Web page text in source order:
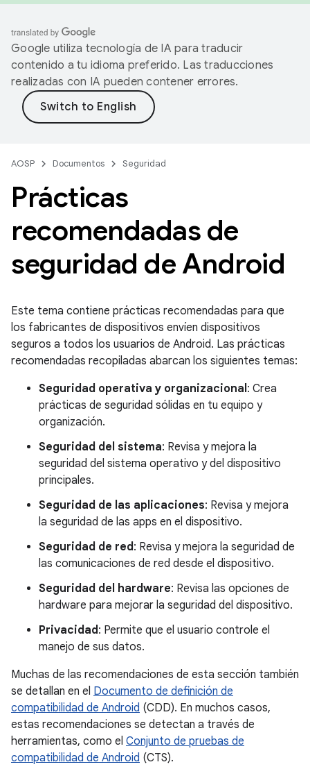
Google utiliza tecnología de IA para traducir
contenido a tu idioma preferido. Las traducciones
realizadas con IA pueden contener errores.
AOSP Documentos Seguridad
Prácticas
recomendadas de
seguridad de Android
Este tema contiene prácticas recomendadas para que
los fabricantes de dispositivos envíen dispositivos
seguros a todos los usuarios de Android. Las prácticas
recomendadas recopiladas abarcan los siguientes temas:
Seguridad operativa y organizacional: Crea
prácticas de seguridad sólidas en tu equipo y
organización.
Seguridad del sistema: Revisa y mejora la
seguridad del sistema operativo y del dispositivo
principales.
Seguridad de las aplicaciones: Revisa y mejora
la seguridad de las apps en el dispositivo.
Seguridad de red: Revisa y mejora la seguridad de
las comunicaciones de red desde el dispositivo.
Seguridad del hardware: Revisa las opciones de
hardware para mejorar la seguridad del dispositivo.
Privacidad: Permite que el usuario controle el
manejo de sus datos.
Muchas de las recomendaciones de esta sección también
se detallan en el Documento de definición de
compatibilidad de Android (CDD). En muchos casos,
estas recomendaciones se detectan a través de
herramientas, como el Conjunto de pruebas de
compatibilidad de Android (CTS).